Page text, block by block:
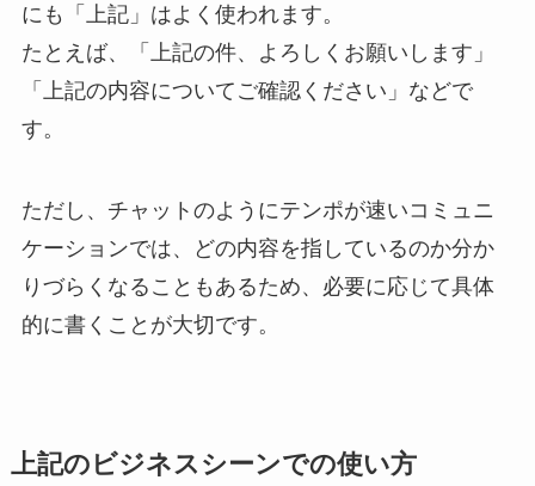
にも「上記」はよく使われます。
たとえば、「上記の件、よろしくお願いします」
「上記の内容についてご確認ください」などで
す。
ただし、チャットのようにテンポが速いコミュニ
ケーションでは、どの内容を指しているのか分か
りづらくなることもあるため、必要に応じて具体
的に書くことが大切です。
上記のビジネスシーンでの使い方